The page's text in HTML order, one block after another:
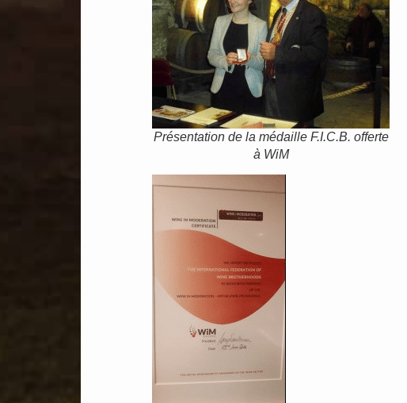
Présentation de la médaille F.I.C.B. offerte
à WiM